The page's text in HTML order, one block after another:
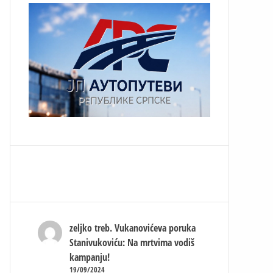
zeljko treb. Vukanovićeva poruka
Stanivukoviću: Na mrtvima vodiš
kampanju!
19/09/2024